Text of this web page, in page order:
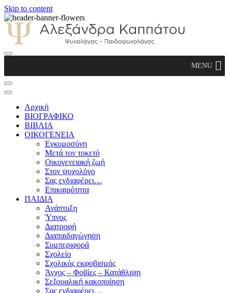
Skip to content
Παιδοψυχολόγος
MENU
Αρχική
ΒΙΟΓΡΑΦΙΚΟ
ΒΙΒΛΙΑ
ΟΙΚΟΓΕΝΕΙΑ
Εγκυμοσύνη
Μετά τον τοκετό
Οικογενειακή ζωή
Στον ψυχολόγο
Σας ενδιαφέρει…
Επικαιρότητα
ΠΑΙΔΙΑ
Ανάπτυξη
Ύπνος
Διατροφή
Διαπαιδαγώγηση
Συμπεριφορά
Σχολείο
Σχολικός εκφοβισμός
Άγχος – Φοβίες – Κατάθλιψη
Σεξουαλική κακοποίηση
Σας ενδιαφέρει…